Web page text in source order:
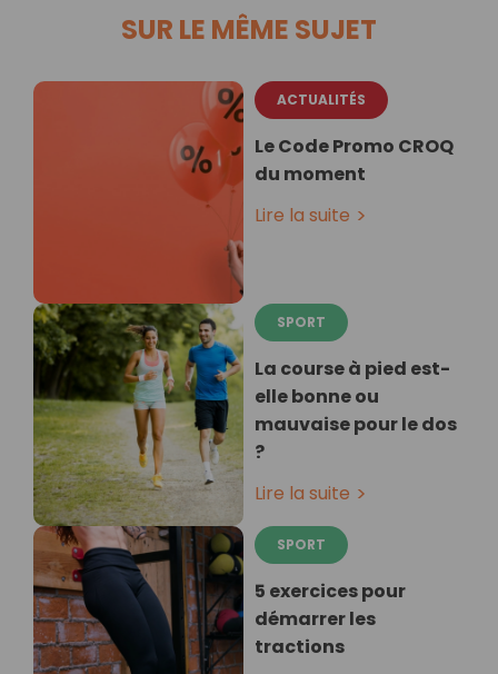
SUR LE MÊME SUJET
ACTUALITÉS
Le Code Promo CROQ
du moment
Lire la suite
SPORT
La course à pied est-
elle bonne ou
mauvaise pour le dos
?
Lire la suite
SPORT
5 exercices pour
démarrer les
tractions